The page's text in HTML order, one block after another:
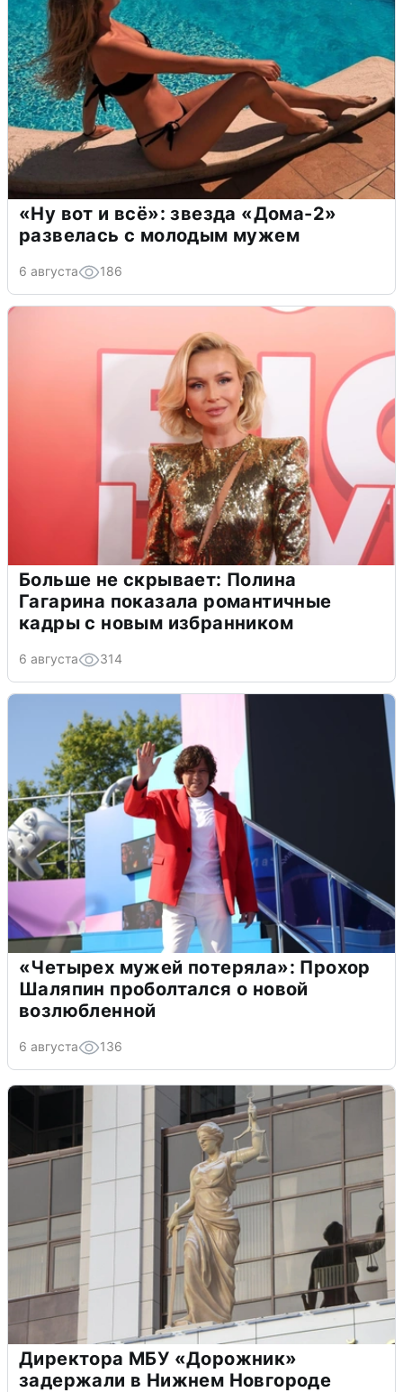
«Ну вот и всё»: звезда «Дома-2»
развелась с молодым мужем
6 августа 186
Больше не скрывает: Полина
Гагарина показала романтичные
кадры с новым избранником
6 августа 314
«Четырех мужей потеряла»: Прохор
Шаляпин проболтался о новой
возлюбленной
6 августа 136
Директора МБУ «Дорожник»
задержали в Нижнем Новгороде